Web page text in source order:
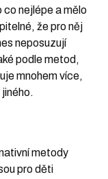
co nejlépe a mělo
že pro něj
neposuzují
podle metod,
mnohem více,
metody
pro děti